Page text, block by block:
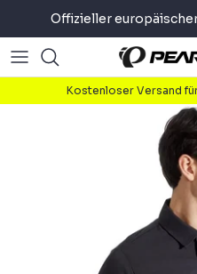
Inhalt
Offizieller
Road
Road
About
Kostenloser Versand